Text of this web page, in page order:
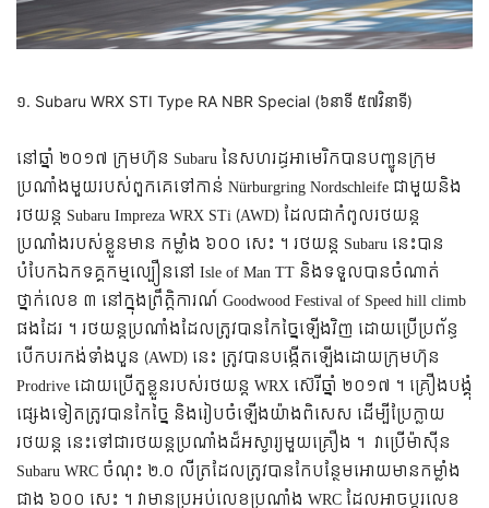
១. Subaru WRX STI Type RA NBR Special (៦នាទី ៥៧វិនាទី)
នៅឆ្នាំ ២០១៧ ក្រុមហ៊ុន Subaru នៃសហរដ្ធអាមេរិកបានបញ្ជូនក្រុម
ប្រណាំងមួយរបស់ពួកគេទៅកាន់ Nürburgring Nordschleife ជាមួយនិង
រថយន្ត Subaru Impreza WRX STi (AWD) ដែលជាកំពូលរថយន្ត
ប្រណាំងរបស់ខ្លួនមាន កម្លាំង ៦០០ សេះ ។ រថយន្ត Subaru នេះបាន
បំបែកឯកទគ្គកម្មល្បឿននៅ Isle of Man TT និងទទួលបានចំណាត់
ថ្នាក់លេខ ៣ នៅក្នុងព្រឹត្តិការណ៍ Goodwood Festival of Speed hill climb
ផងដែរ ។ រថយន្តប្រណាំងដែលត្រូវបានកែច្នៃឡើងវិញ ដោយប្រើប្រព័ន្ធ
បើកបរកង់ទាំងបួន (AWD) នេះ ត្រូវបានបង្កើតឡើងដោយក្រុមហ៊ុន
Prodrive ដោយប្រើតួខ្លួនរបស់រថយន្ត WRX ស៊េរីឆ្នាំ ២០១៧ ។ គ្រឿងបង្គុំ
ផ្សេងទៀតត្រូវបានកែច្នៃ និងរៀបចំឡើងយ៉ាងពិសេស ដើម្បីប្រែក្លាយ
រថយន្ត នេះទៅជារថយន្តប្រណាំងដ៏អស្ចារ្យមួយគ្រឿង ។ វាប្រើម៉ាស៊ីន
Subaru WRC ចំណុះ ២.០ លីត្រដែលត្រូវបានកែបន្ថែមអោយមានកម្លាំង
ជាង ៦០០ សេះ ។ វាមានប្រអប់លេខប្រណាំង WRC ដែលអាចប្តូរលេខ